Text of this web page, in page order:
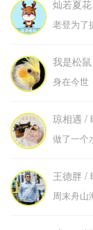
灿若夏
老登为了
我是松
身在今世
琼相遇 /
做了一个
王德胖 /
周末舟山